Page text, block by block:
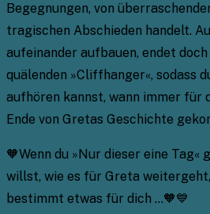
Begegnungen, von
tragischen Abschieden handelt.
aufeinander aufbauen, endet
quälenden »Cliffhanger«, sodass
aufhören kannst, wann immer für
Ende von Gretas Geschichte
🧡Wenn du »Nur dieser eine Tag«
willst, wie es für Greta
bestimmt etwas für dich …🧡💙